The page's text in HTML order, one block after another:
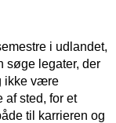
i udlandet,
søge legater, der
ikke være
af sted, for et
til karrieren og